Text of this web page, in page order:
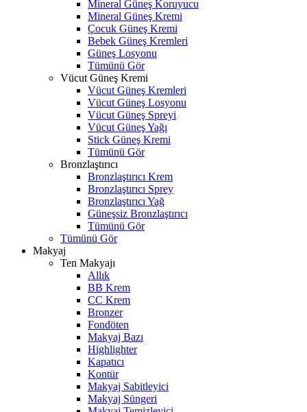
Mineral Güneş Koruyucu
Mineral Güneş Kremi
Çocuk Güneş Kremi
Bebek Güneş Kremleri
Güneş Losyonu
Tümünü Gör
Vücut Güneş Kremi
Vücut Güneş Kremleri
Vücut Güneş Losyonu
Vücut Güneş Spreyi
Vücut Güneş Yağı
Stick Güneş Kremi
Tümünü Gör
Bronzlaştırıcı
Bronzlaştırıcı Krem
Bronzlaştırıcı Sprey
Bronzlaştırıcı Yağ
Güneşsiz Bronzlaştırıcı
Tümünü Gör
Tümünü Gör
Makyaj
Ten Makyajı
Allık
BB Krem
CC Krem
Bronzer
Fondöten
Makyaj Bazı
Highlighter
Kapatıcı
Kontür
Makyaj Sabitleyici
Makyaj Süngeri